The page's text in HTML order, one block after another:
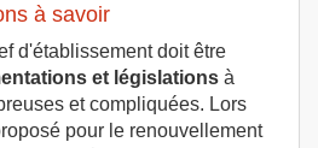
à savoir
d'établissement doit être
et législations à
et compliquées. Lors
pour le renouvellement